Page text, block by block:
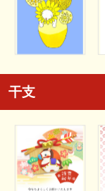
干支